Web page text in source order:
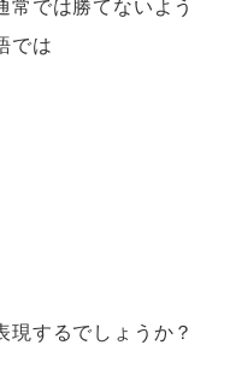
常では勝てないよう
では
現するでしょうか？